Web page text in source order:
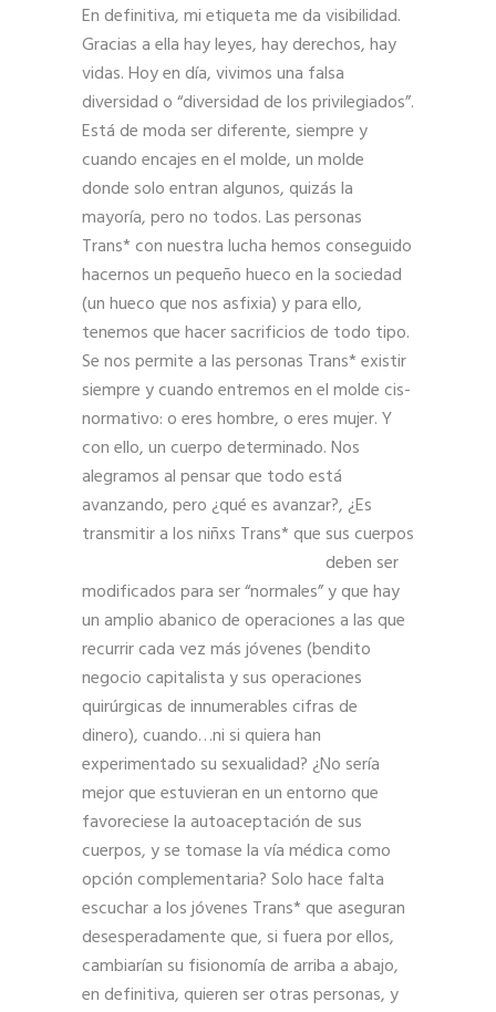
En definitiva, mi etiqueta me da visibilidad.
Gracias a ella hay leyes, hay derechos, hay
vidas. Hoy en día, vivimos una falsa
diversidad o “diversidad de los privilegiados”.
Está de moda ser diferente, siempre y
cuando encajes en el molde, un molde
donde solo entran algunos, quizás la
mayoría, pero no todos. Las personas
Trans* con nuestra lucha hemos conseguido
hacernos un pequeño hueco en la sociedad
(un hueco que nos asfixia) y para ello,
tenemos que hacer sacrificios de todo tipo.
Se nos permite a las personas Trans* existir
siempre y cuando entremos en el molde cis-
normativo: o eres hombre, o eres mujer. Y
con ello, un cuerpo determinado. Nos
alegramos al pensar que todo está
avanzando, pero ¿qué es avanzar?, ¿Es
transmitir a losniñxs Trans* que sus cuerpos
deben ser
modificados para ser “normales” y que hay
un amplio abanico de operaciones a las que
recurrir cada vez más jóvenes (bendito
negocio capitalista y sus operaciones
quirúrgicas de innumerables cifras de
dinero), cuando…ni si quiera han
experimentado su sexualidad? ¿No sería
mejor que estuvieran en un entorno que
favoreciese la autoaceptación de sus
cuerpos, y se tomase la vía médica como
opción complementaria? Solo hace falta
escuchar a los jóvenes Trans* que aseguran
desesperadamente que, si fuera por ellos,
cambiarían su fisionomía de arriba a abajo,
en definitiva, quieren ser otras personas, y